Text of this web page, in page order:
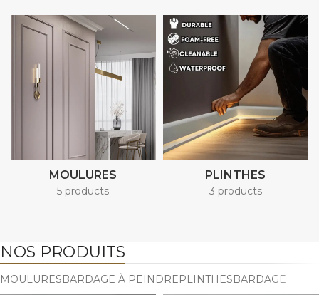
MOULURES
5 products
PLINTHES
3 products
NOS PRODUITS
MOULURESBARDAGE À PEINDREPLINTHESBARDAGE